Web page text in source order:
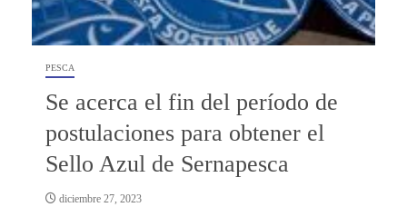
PESCA
Se acerca el fin del período de
postulaciones para obtener el
Sello Azul de Sernapesca
diciembre 27, 2023